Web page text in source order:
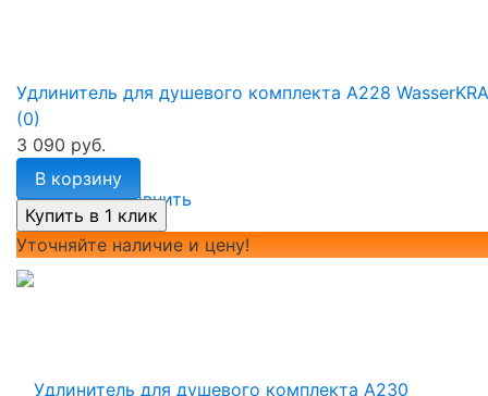
избранное сравнить
Удлинитель для душевого комплекта A228
(0)
3 090 руб.
В корзину
Уточняйте наличие и цену!